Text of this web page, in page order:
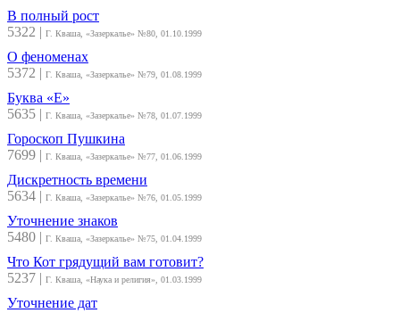
В полный рост
5322 | Г. Кваша, «Зазеркалье» №80, 01.10.1999
О феноменах
5372 | Г. Кваша, «Зазеркалье» №79, 01.08.1999
Буква «Е»
5635 | Г. Кваша, «Зазеркалье» №78, 01.07.1999
Гороскоп Пушкина
7699 | Г. Кваша, «Зазеркалье» №77, 01.06.1999
Дискретность времени
5634 | Г. Кваша, «Зазеркалье» №76, 01.05.1999
Уточнение знаков
5480 | Г. Кваша, «Зазеркалье» №75, 01.04.1999
Что Кот грядущий вам готовит?
5237 | Г. Кваша, «Наука и религия», 01.03.1999
Уточнение дат